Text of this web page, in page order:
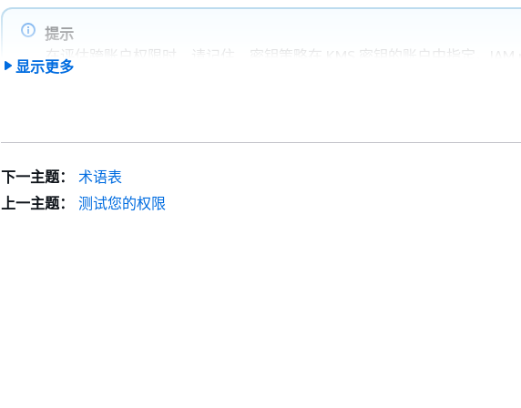
Alice 想要使用的 KMS 密钥具有
使用 IAM policy 控制对 KMS 密钥的访问。此密钥政策满足流程图中的
提示
在评估跨账户权限时，请记住，密钥策略在 KMS 密钥的账户中指定。IAM
在调用方账户中指定，即使调用方使用的是不同的账户。有关提供对 KMS
账户 2 中 KMS 密钥的密钥策略允许账户 1 在加密操作中使用 KMS 密钥。但
必须使用 IAM policy 授予其委托人对 KMS 密钥的访问权限。
显示更多
下一主题：
术语表
上一主题：
测试您的权限